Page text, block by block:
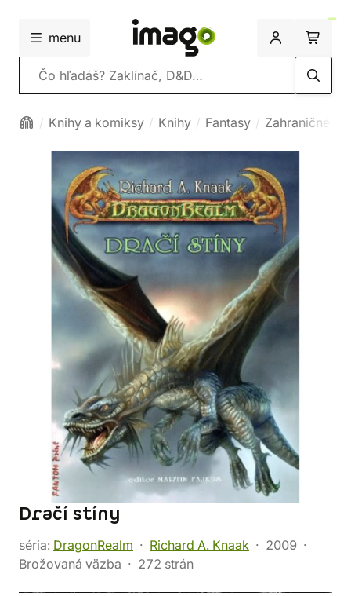
menu
Vyhľadávanie
Knihy a komiksy Knihy Fantasy Zahraničné
Dračí stíny
séria: DragonRealm Richard A. Knaak
2009
Brožovaná väzba
272 strán